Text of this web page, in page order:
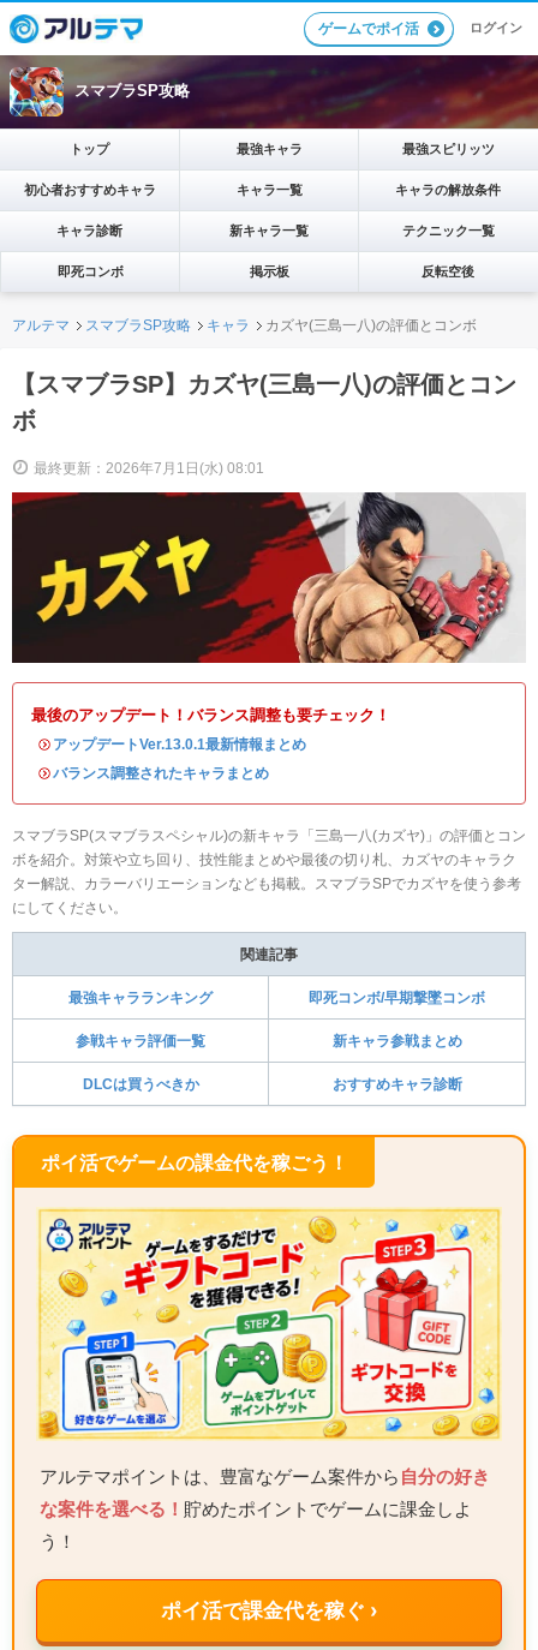
ゲームでポイ活 ログイン
スマブラSP攻略
トップ 最強キャラ 最強スピリッツ
初心者おすすめキャラ キャラ一覧 キャラの解放条件
キャラ診断 新キャラ一覧 テクニック一覧
即死コンボ 掲示板 反転空後
アルテマ スマブラSP攻略 キャラ カズヤ(三島一八)の評価とコンボ
【スマブラSP】カズヤ(三島一八)の評価とコン
ボ
最終更新：2026年7月1日(水) 08:01
最後のアップデート！バランス調整も要チェック！
・ アップデートVer.13.0.1最新情報まとめ
・バランス調整されたキャラまとめ
スマブラSP(スマブラスペシャル)の新キャラ「三島一八(カズヤ)」の評価とコン
ボを紹介。対策や立ち回り、技性能まとめや最後の切り札、カズヤのキャラク
ター解説、カラーバリエーションなども掲載。スマブラSPでカズヤを使う参考
にしてください。
関連記事
最強キャラランキング 即死コンボ/早期撃墜コンボ
参戦キャラ評価一覧 新キャラ参戦まとめ
DLCは買うべきか おすすめキャラ診断
ポイ活でゲームの課金代を稼ごう！
アルテマポイントは、豊富なゲーム案件から 自分の好き
な案件を選べる！ 貯めたポイントでゲームに課金しよ
う！
ポイ活で課金代を稼ぐ ›